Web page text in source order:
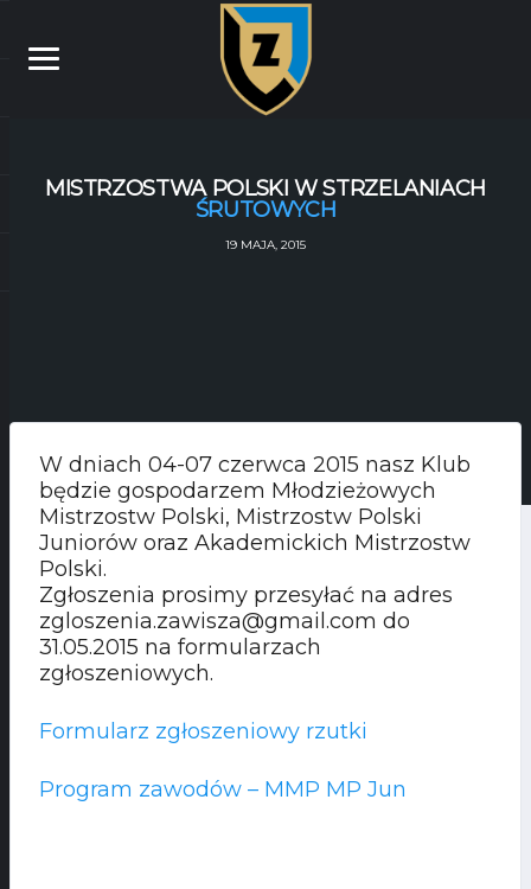
MISTRZOSTWA POLSKI W STRZELANIACH
ŚRUTOWYCH
19 MAJA, 2015
W dniach 04-07 czerwca 2015 nasz Klub
będzie gospodarzem Młodzieżowych
Mistrzostw Polski, Mistrzostw Polski
Juniorów oraz Akademickich Mistrzostw
Polski.
Zgłoszenia prosimy przesyłać na adres
zgloszenia.zawisza@gmail.com do
31.05.2015 na formularzach
zgłoszeniowych.
Formularz zgłoszeniowy rzutki
Program zawodów – MMP MP Jun